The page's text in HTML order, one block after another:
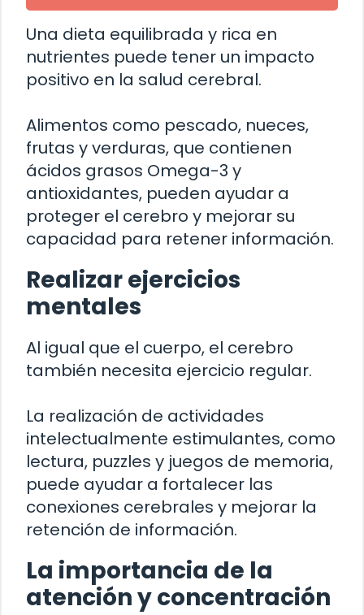
Una dieta equilibrada y rica en
nutrientes puede tener un impacto
positivo en la salud cerebral.
Alimentos como pescado, nueces,
frutas y verduras, que contienen
ácidos grasos Omega-3 y
antioxidantes, pueden ayudar a
proteger el cerebro y mejorar su
capacidad para retener información.
Realizar ejercicios
mentales
Al igual que el cuerpo, el cerebro
también necesita ejercicio regular.
La realización de actividades
intelectualmente estimulantes, como
lectura, puzzles y juegos de memoria,
puede ayudar a fortalecer las
conexiones cerebrales y mejorar la
retención de información.
La importancia de la
atención y concentración